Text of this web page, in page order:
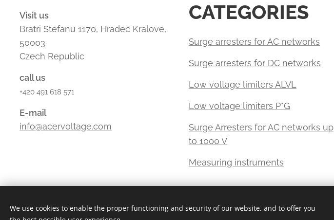
Visit us
Bratri Stefanu 1170, Hradec Kralove,
50003
Czech Republic
call us
+420 491 618 571
E-mail
info@acervoltage.com
CATEGORIES
Surge arresters for AC networks
Surge arresters for DC networks
Low voltage limiters ALVL
Low voltage limiters P*G
Surge Arresters for AC networks up
to 1000 V
Measuring instruments
We use cookies to enable the proper functioning and security of our website, and to offer you